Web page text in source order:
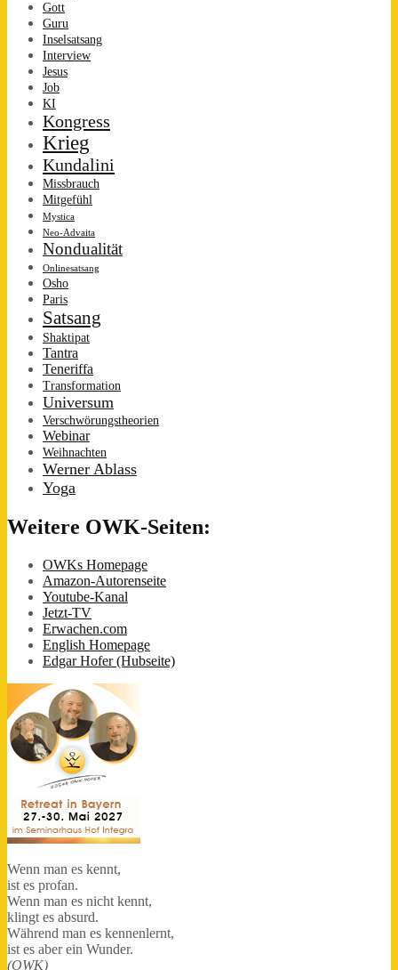
Gott
Guru
Inselsatsang
Interview
Jesus
Job
KI
Kongress
Krieg
Kundalini
Missbrauch
Mitgefühl
Mystica
Neo-Advaita
Nondualität
Onlinesatsang
Osho
Paris
Satsang
Shaktipat
Tantra
Teneriffa
Transformation
Universum
Verschwörungstheorien
Webinar
Weihnachten
Werner Ablass
Yoga
Weitere OWK-Seiten:
OWKs Homepage
Amazon-Autorenseite
Youtube-Kanal
Jetzt-TV
Erwachen.com
English Homepage
Edgar Hofer (Hubseite)
Wenn man es kennt,
ist es profan.
Wenn man es nicht kennt,
klingt es absurd.
Während man es kennenlernt,
ist es aber ein Wunder.
(OWK)